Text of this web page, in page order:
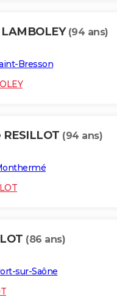
(94 ans)
Bresson
(94 ans)
(86 ans)
sur-Saône